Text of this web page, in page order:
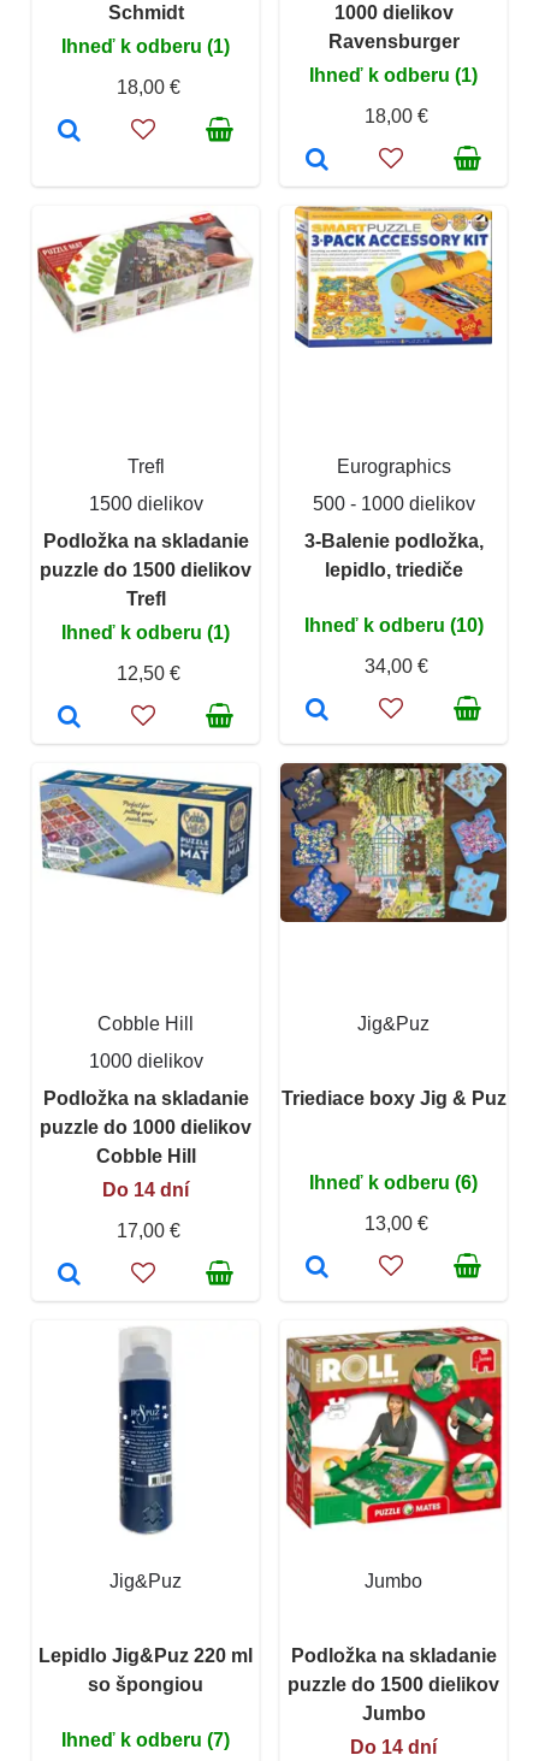
Schmidt
Ihneď k odberu (1)
18,00 €
1000 dielikov
Ravensburger
Ihneď k odberu (1)
18,00 €
Trefl
1500 dielikov
Podložka na skladanie
puzzle do 1500 dielikov
Trefl
Ihneď k odberu (1)
12,50 €
Eurographics
500 - 1000 dielikov
3-Balenie podložka,
lepidlo, triediče
Ihneď k odberu (10)
34,00 €
Cobble Hill
1000 dielikov
Podložka na skladanie
puzzle do 1000 dielikov
Cobble Hill
Do 14 dní
17,00 €
Jig&Puz
Triediace boxy Jig & Puz
Ihneď k odberu (6)
13,00 €
Jig&Puz
Lepidlo Jig&Puz 220 ml
so špongiou
Ihneď k odberu (7)
Jumbo
Podložka na skladanie
puzzle do 1500 dielikov
Jumbo
Do 14 dní